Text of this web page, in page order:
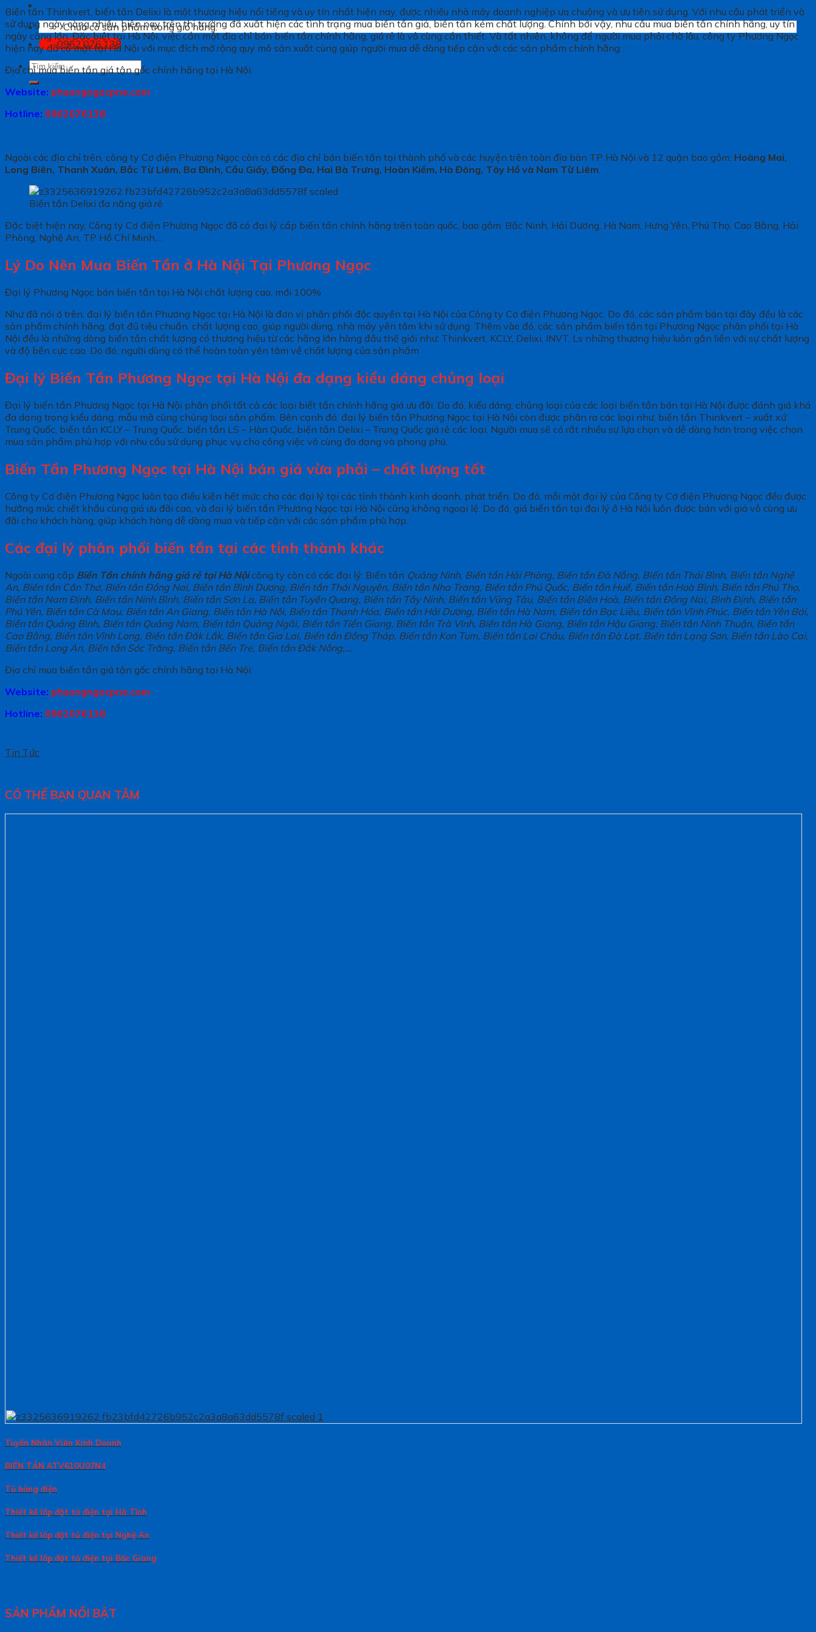
Chưa có sản phẩm trong giỏ hàng.
0962.076.138
Tìm
kiếm:
Biến tần Thinkvert, biến tần Delixi là một thương hiệu nổi tiếng và uy tín nhất hiện nay, được nhiều nhà máy doanh nghiệp ưa chuộng và ưu tiên sử dụng. Với nhu cầu phát triển và
sử dụng ngày càng nhiều, hiện nay trên thị trường đã xuất hiện các tình trạng mua biến tần giả, biến tần kém chất lượng. Chính bởi vậy, nhu cầu mua biến tần chính hãng, uy tín
ngày càng lớn. Đặc biệt tại Hà Nội, việc cần một địa chỉ bán biến tần chính hãng, giá rẻ là vô cùng cần thiết. Và tất nhiên, không để người mua phải chờ lâu, công ty Phương Ngọc
hiện nay đã có mặt tại Hà Nội với mục đích mở rộng quy mô sản xuất cùng giúp người mua dễ dàng tiếp cận với các sản phẩm chính hãng.
Địa chỉ mua biến tần giá tận gốc chính hãng tại Hà Nội:
Website: phuongngocpne.com
Hotline: 0962076138
Ngoài các địa chỉ trên, công ty Cơ điện Phương Ngọc còn có các địa chỉ bán biến tần tại thành phố và các huyện trên toàn địa bàn TP Hà Nội và 12 quận bao gồm: Hoàng Mai,
Long Biên, Thanh Xuân, Bắc Từ Liêm, Ba Đình, Cầu Giấy, Đống Đa, Hai Bà Trưng, Hoàn Kiếm, Hà Đông, Tây Hồ và Nam Từ Liêm.
Biến tần Delixi đa năng giá rẻ
Đặc biệt hiện nay, Công ty Cơ điện Phương Ngọc đã có đại lý cấp biến tần chính hãng trên toàn quốc, bao gồm: Bắc Ninh, Hải Dương, Hà Nam, Hưng Yên, Phú Thọ, Cao Bằng, Hải
Phòng, Nghệ An, TP Hồ Chí Minh,…
Lý Do Nên Mua Biến Tần ở Hà Nội Tại Phương Ngọc
Đại lý Phương Ngọc bán biến tần tại Hà Nội chất lượng cao, mới 100%
Như đã nói ở trên, đại lý biến tần Phương Ngọc tại Hà Nội là đơn vị phân phối độc quyền tại Hà Nội của Công ty Cơ điện Phương Ngọc. Do đó, các sản phẩm bán tại đây đều là các
sản phẩm chính hãng, đạt đủ tiêu chuẩn, chất lượng cao, giúp người dùng, nhà máy yên tâm khi sử dụng. Thêm vào đó, các sản phẩm biến tần tại Phương Ngọc phân phối tại Hà
Nội đều là những dòng biến tần chất lượng có thương hiệu từ các hãng lớn hàng đầu thế giới như: Thinkvert, KCLY, Delixi, INVT, Ls những thương hiệu luôn gắn liền với sự chất lượng
và độ bền cực cao. Do đó, người dùng có thể hoàn toàn yên tâm về chất lượng của sản phẩm
Đại lý Biến Tần Phương Ngọc tại Hà Nội đa dạng kiểu dáng chủng loại
Đại lý biến tần Phương Ngọc tại Hà Nội phân phối tất cả các loại biết tần chính hãng giá ưu đãi. Do đó, kiểu dáng, chủng loại của các loại biến tần bán tại Hà Nội được đánh giá khá
đa dạng trong kiểu dáng, mẫu mã cùng chủng loại sản phẩm. Bên cạnh đó, đại lý biến tần Phương Ngọc tại Hà Nội còn được phân ra các loại như, biến tần Thinkvert – xuất xứ
Trung Quốc, biến tần KCLY – Trung Quốc, biến tần LS – Hàn Quốc, biến tần Delixi – Trung Quốc giá rẻ các loại. Người mua sẽ có rất nhiều sự lựa chọn và dễ dàng hơn trong việc chọn
mua sản phẩm phù hợp với nhu cầu sử dụng phục vụ cho công việc vô cùng đa dạng và phong phú.
Biến Tần Phương Ngọc tại Hà Nội bán giá vừa phải – chất lượng tốt
Công ty Cơ điện Phương Ngọc luôn tạo điều kiện hết mức cho các đại lý tại các tỉnh thành kinh doanh, phát triển. Do đó, mỗi một đại lý của Công ty Cơ điện Phương Ngọc đều được
hướng mức chiết khấu cùng giá ưu đãi cao, và đại lý biến tần Phương Ngọc tại Hà Nội cũng không ngoại lệ. Do đó, giá biến tần tại đại lý ở Hà Nội luôn được bán với giá vô cùng ưu
đãi cho khách hàng, giúp khách hàng dễ dàng mua và tiếp cận với các sản phẩm phù hợp.
Các đại lý phân phối biến tần tại các tỉnh thành khác
Ngoài cung cấp Biến Tần chính hãng giá rẻ tại Hà Nộicông ty còn có các đại lý: Biến tần Quảng Ninh, Biến tần Hải Phòng, Biến tần Đà Nẵng, Biến tần Thái Bình, Biến tần Nghệ
An, Biến tần Cần Thơ, Biến tần Đồng Nai, Biến tần Bình Dương, Biến tần Thái Nguyên, Biến tần Nha Trang, Biến tần Phú Quốc, Biến tần Huế, Biến tần Hoà Bình, Biến tần Phú Thọ,
Biến tần Nam Định, Biến tần Ninh Bình, Biến tần Sơn La, Biến tần Tuyên Quang, Biến tần Tây Ninh, Biến tần Vũng Tàu, Biến tần Biên Hoà, Biến tần Đông Nai, Bình Định, Biến tần
Phú Yên, Biến tần Cà Mau, Biến tần An Giang, Biến tần Hà Nội, Biến tần Thanh Hóa, Biến tần Hải Dương, Biến tần Hà Nam, Biến tần Bạc Liêu, Biến tần Vĩnh Phúc, Biến tần Yên Bái,
Biến tần Quảng Bình, Biến tần Quảng Nam, Biến tần Quảng Ngãi, Biến tần Tiền Giang, Biến tần Trà Vinh, Biến tần Hà Giang, Biến tần Hậu Giang, Biến tần Ninh Thuận, Biến tần
Cao Bằng, Biến tần Vĩnh Long, Biến tần Đắk Lắk, Biến tần Gia Lai, Biến tần Đồng Tháp, Biến tần Kon Tum, Biến tần Lai Châu, Biến tần Đà Lạt, Biến tần Lạng Sơn, Biến tần Lào Cai,
Biến tần Long An, Biến tần Sóc Trăng, Biến tần Bến Tre, Biến tần Đắk Nông,…
Địa chỉ mua biến tần giá tận gốc chính hãng tại Hà Nội:
Website: phuongngocpne.com
Hotline: 0962076138
Tin Tức
CÓ THỂ BẠN QUAN TÂM
Tuyển Nhân Viên Kinh Doanh
BIẾN TẦN ATV610U07N4
Tủ bảng điện
Thiết kế lắp đặt tủ điện tại Hà Tĩnh
Thiết kế lắp đặt tủ điện tại Nghệ An
Thiết kế lắp đặt tủ điện tại Bắc Giang
SẢN PHẨM NỔI BẬT